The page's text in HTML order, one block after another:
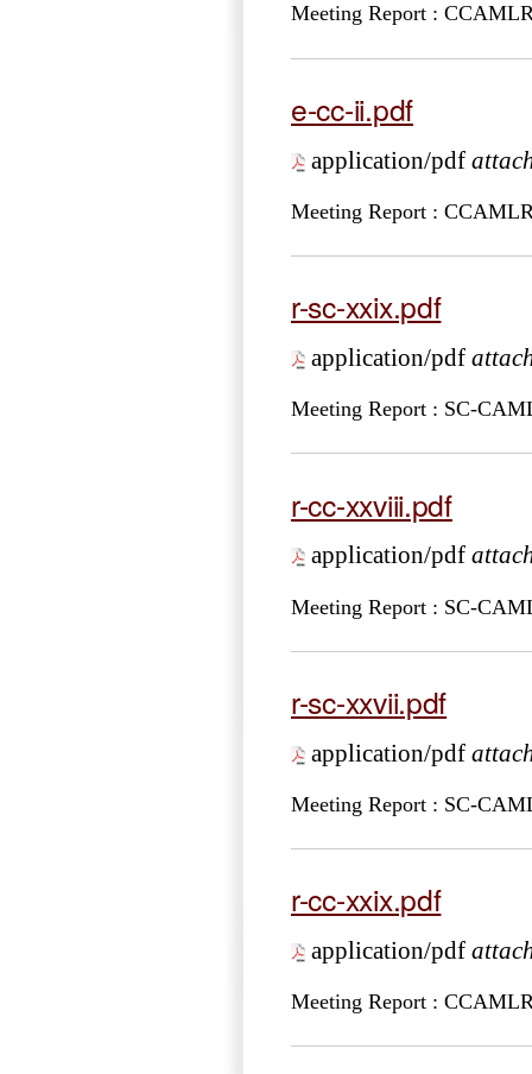
Meeting Report :
e-cc-ii.pdf
application/pdf
Meeting Report :
r-sc-xxix.pdf
application/pdf
Meeting Report : SC-
r-cc-xxviii.pdf
application/pdf
Meeting Report : SC-
r-sc-xxvii.pdf
application/pdf
Meeting Report : SC-
r-cc-xxix.pdf
application/pdf
Meeting Report :